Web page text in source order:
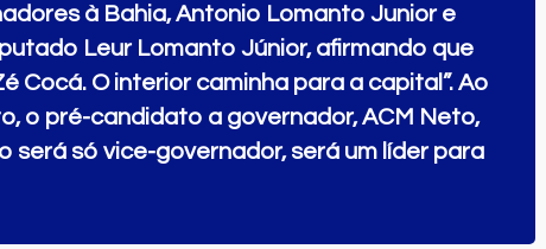
à Bahia, Antonio Lomanto Junior e
Leur Lomanto Júnior, afirmando que
Cocá. O interior caminha para a capital”. Ao
o pré-candidato a governador, ACM Neto,
será só vice-governador, será um líder para